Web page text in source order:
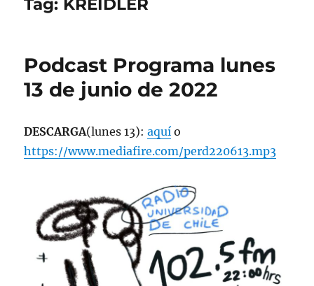
Tag: KREIDLER
Podcast Programa lunes
13 de junio de 2022
DESCARGA(lunes 13):aquí o
https://www.mediafire.com/perd220613.mp3